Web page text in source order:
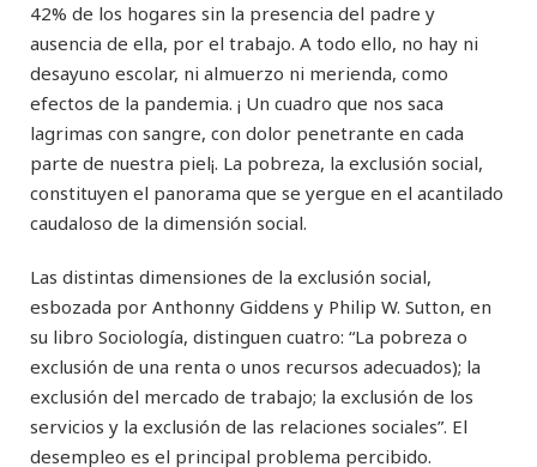
42% de los hogares sin la presencia del padre y
ausencia de ella, por el trabajo. A todo ello, no hay ni
desayuno escolar, ni almuerzo ni merienda, como
efectos de la pandemia. ¡ Un cuadro que nos saca
lagrimas con sangre, con dolor penetrante en cada
parte de nuestra piel¡. La pobreza, la exclusión social,
constituyen el panorama que se yergue en el acantilado
caudaloso de la dimensión social.
Las distintas dimensiones de la exclusión social,
esbozada por Anthonny Giddens y Philip W. Sutton, en
su libro Sociología, distinguen cuatro: “La pobreza o
exclusión de una renta o unos recursos adecuados); la
exclusión del mercado de trabajo; la exclusión de los
servicios y la exclusión de las relaciones sociales”. El
desempleo es el principal problema percibido.